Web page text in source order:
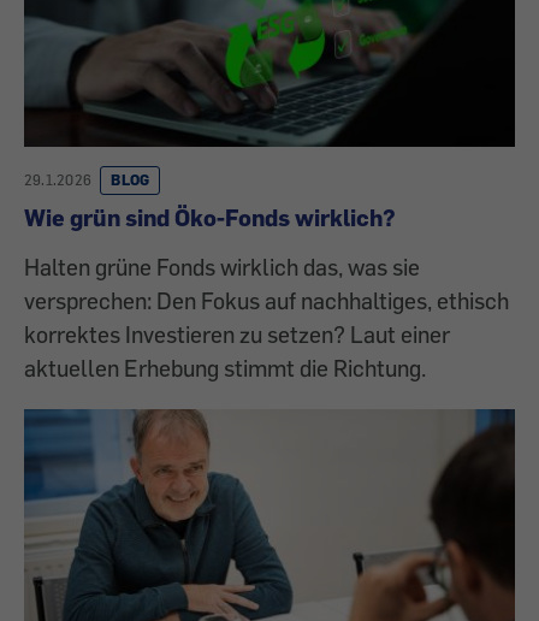
29.1.2026 BLOG
Wie grün sind Öko-Fonds wirklich?
Halten grüne Fonds wirklich das, was sie
versprechen: Den Fokus auf nachhaltiges, ethisch
korrektes Investieren zu setzen? Laut einer
aktuellen Erhebung stimmt die Richtung.